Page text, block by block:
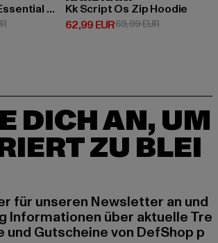
Small Signature Essential Os Zip Hoodie
EUR
Aktionspreis: 69,99 EUR
Kk Script Os Zip Hoodie
62,99 EUR
Derzeitiger Preis: 62,99 EUR
69,99 EURAktionspreis:
DICH AN, UM
ZU BLEI
für unseren Newsletter an und
Informationen über aktuelle Tre
und Gutscheine von DefShop p